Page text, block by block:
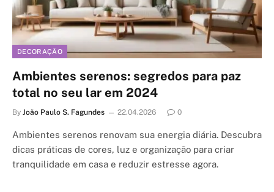
DECORAÇÃO
Ambientes serenos: segredos para paz
total no seu lar em 2024
By João Paulo S. Fagundes 22.04.2026 0
Ambientes serenos renovam sua energia diária. Descubra
dicas práticas de cores, luz e organização para criar
tranquilidade em casa e reduzir estresse agora.